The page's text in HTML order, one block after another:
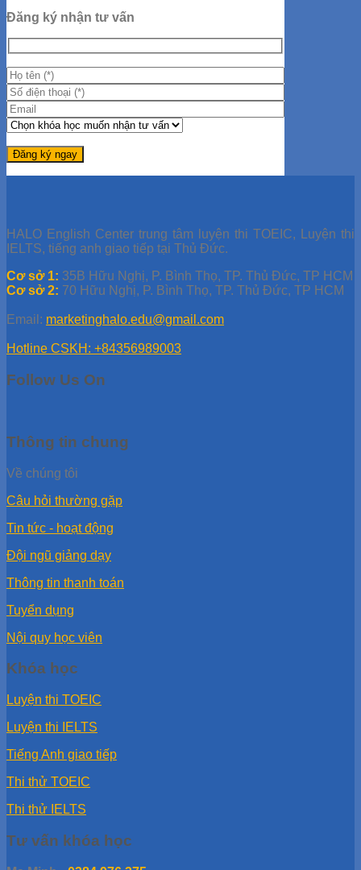
Đăng ký nhận tư vấn
HALO English Center trung tâm luyện thi TOEIC, Luyện thi
IELTS, tiếng anh giao tiếp tại Thủ Đức.
Cơ sở 1: 35B Hữu Nghị, P. Bình Thọ, TP. Thủ Đức, TP HCM
Cơ sở 2: 70 Hữu Nghị, P. Bình Thọ, TP. Thủ Đức, TP HCM
Email: marketinghalo.edu@gmail.com
Hotline CSKH: +84356989003
Follow Us On
Thông tin chung
Về chúng tôi
Câu hỏi thường gặp
Tin tức - hoạt động
Đội ngũ giảng dạy
Thông tin thanh toán
Tuyển dụng
Nội quy học viên
Khóa học
Luyện thi TOEIC
Luyện thi IELTS
Tiếng Anh giao tiếp
Thi thử TOEIC
Thi thử IELTS
Tư vấn khóa học